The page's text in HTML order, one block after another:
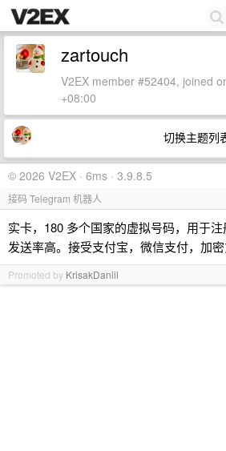
zartouch
V2EX member #52404, joined
+08:00
切换主题列
© 2026 V2EX · 6ms · 3.9.8.5
接码 Telegram 机器人
实卡，180 多个国家的虚拟号码，用于注
发送率高。接受支付宝，微信支付，加
Promoted by KrisakDaniil